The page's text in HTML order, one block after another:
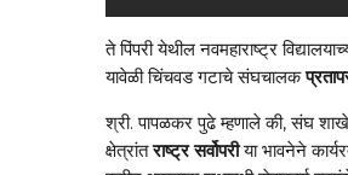
ते पिंपरी येथील नवमहाराष्ट्र
यावेळी चिंचवड गटाचे संघचालक
श्री.पापळकर पुढे म्हणाले की,संघ
क्षेत्रांत राष्ट्र सर्वोपरी या भावनेने